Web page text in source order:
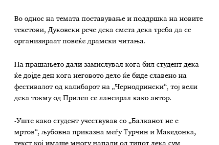
Во однос на темата поставување и поддршка на новите
текстови, Дуковски рече дека смета дека треба да се
организираат повеќе драмски читања.
На прашањето дали замислувал кога бил студент дека
ќе дојде ден кога неговото дело ќе биде славено на
фестивалот од калибарот на „Чернодрински“, тој вели
дека токму од Прилеп се лансирал како автор.
-Уште како студент учествував со „Балканот не е
мртов“, љубовна приказна меѓу Турчин и Македонка,